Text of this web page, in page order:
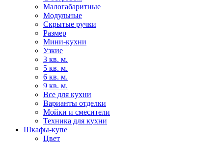
Малогабаритные
Модульные
Скрытые ручки
Размер
Мини-кухни
Узкие
3 кв. м.
5 кв. м.
6 кв. м.
9 кв. м.
Все для кухни
Варианты отделки
Мойки и смесители
Техника для кухни
Шкафы-купе
Цвет